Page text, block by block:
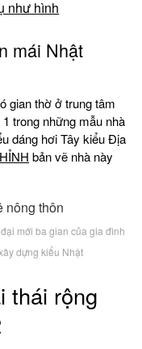
như hình
mái Nhật
gian thờ ở trung tâm
trong những mẫu nhà
dáng hơi Tây kiểu Địa
bản vẽ nhà này
mới ba gian của gia đình
dựng kiểu Nhật
thái rộng